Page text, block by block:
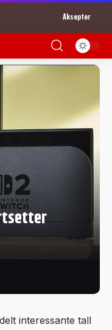
Aksepter
interessante tall